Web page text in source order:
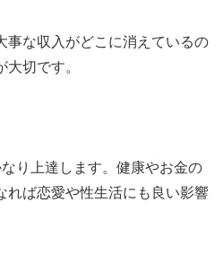
事な収入がどこに消えているの
切です。
り上達します。健康やお金の
れば恋愛や性生活にも良い影響